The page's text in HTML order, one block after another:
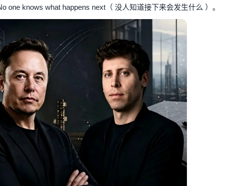
one knows what happens next（ 没人知道接下来会发生什么 ）。